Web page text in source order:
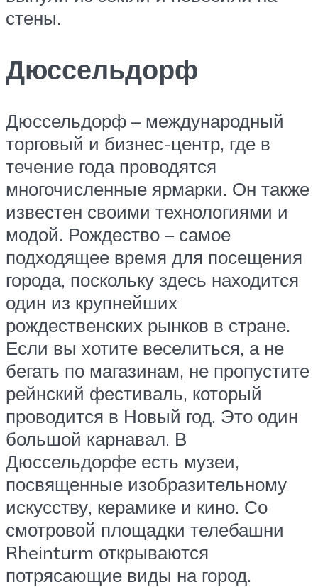
стены.
Дюссельдорф
Дюссельдорф – международный
торговый и бизнес-центр, где в
течение года проводятся
многочисленные ярмарки. Он также
известен своими технологиями и
модой. Рождество – самое
подходящее время для посещения
города, поскольку здесь находится
один из крупнейших
рождественских рынков в стране.
Если вы хотите веселиться, а не
бегать по магазинам, не пропустите
рейнский фестиваль, который
проводится в Новый год. Это один
большой карнавал. В
Дюссельдорфе есть музеи,
посвященные изобразительному
искусству, керамике и кино. Со
смотровой площадки телебашни
Rheinturm открываются
потрясающие виды на город.